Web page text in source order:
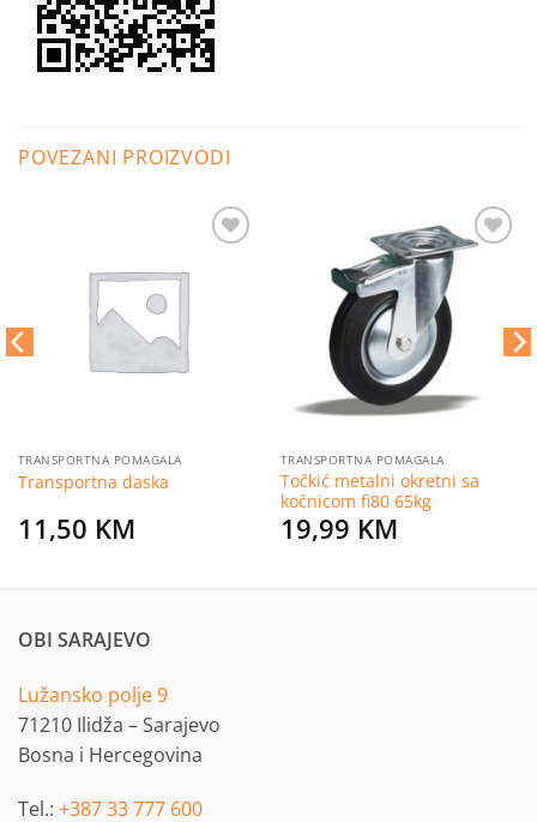
POVEZANI PROIZVODI
TRANSPORTNA POMAGALA
Transportna daska
11,50 KM
TRANSPORTNA POMAGALA
Točkić metalni okretni sa
kočnicom fi80 65kg
19,99 KM
OBI SARAJEVO
Lužansko polje 9
71210 Ilidža – Sarajevo
Bosna i Hercegovina
Tel.: +387 33 777 600